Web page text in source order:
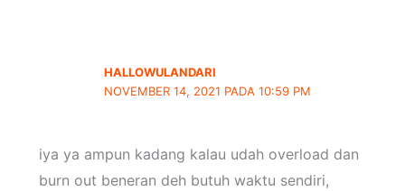
HALLOWULANDARI
NOVEMBER 14, 2021 PADA 10:59 PM
iya ya ampun kadang kalau udah overload dan
burn out beneran deh butuh waktu sendiri,